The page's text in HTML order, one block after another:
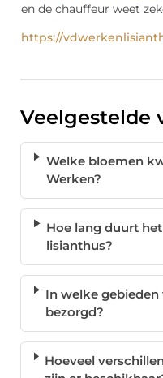
en de chauffeur weet
https://
Veelgestelde
Welke bloemen
Werken?
Hoe lang duurt
lisianthus?
In welke
bezorgd?
Hoeveel